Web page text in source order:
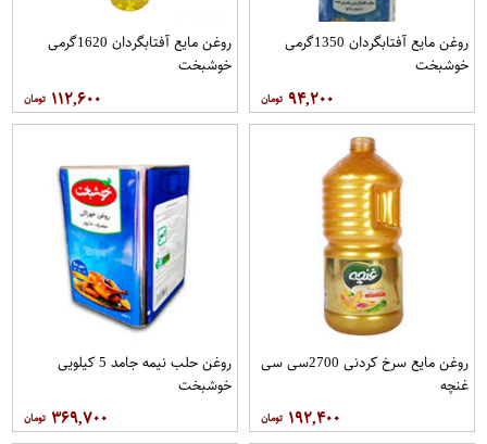
روغن مايع آفتابگردان 1350گرمی
خوشبخت
۹۴,۲۰۰
روغن مايع آفتابگردان 1620گرمی
خوشبخت
۱۱۲,۶۰۰
روغن مایع سرخ کردنی 2700سی سی
غنچه
۱۹۲,۴۰۰
روغن حلب نیمه جامد 5 کیلویی
خوشبخت
۳۶۹,۷۰۰